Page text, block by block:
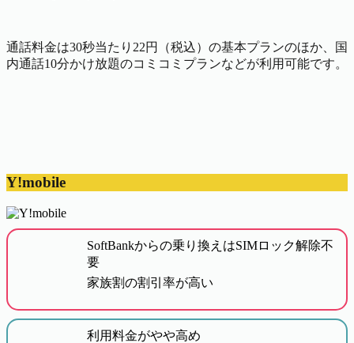
通話料金は30秒当たり22円（税込）の基本プランのほか、国
内通話10分かけ放題のコミコミプランなどが利用可能です。
Y!mobile
SoftBankからの乗り換えはSIMロック解除不
要
家族割の割引率が高い
利用料金がやや高め